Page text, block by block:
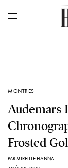
MONTRES
Audemars
Frosted
PARMIREILLE HANNA